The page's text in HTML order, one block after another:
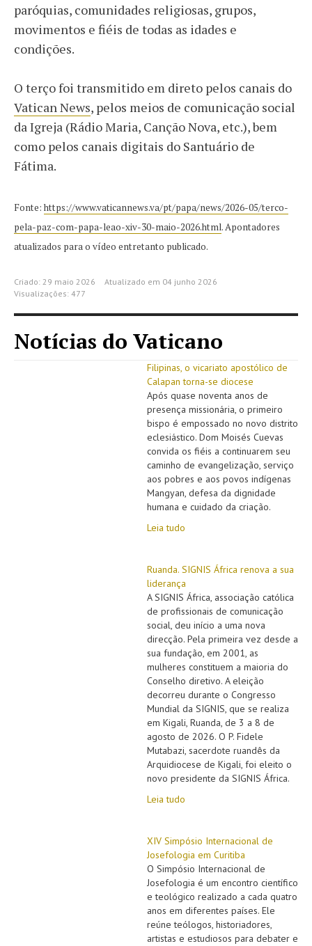
paróquias, comunidades religiosas, grupos,
movimentos e fiéis de todas as idades e
condições.
O terço foi transmitido em direto pelos canais do
Vatican News, pelos meios de comunicação social
da Igreja (Rádio Maria, Canção Nova, etc.), bem
como pelos canais digitais do Santuário de
Fátima.
Fonte: https://www.vaticannews.va/pt/papa/news/2026-05/terco-
pela-paz-com-papa-leao-xiv-30-maio-2026.html. Apontadores
atualizados para o vídeo entretanto publicado.
Criado: 29 maio 2026
Atualizado em 04 junho 2026
Visualizações: 477
Notícias do Vaticano
Filipinas, o vicariato apostólico de
Calapan torna-se diocese
Após quase noventa anos de
presença missionária, o primeiro
bispo é empossado no novo distrito
eclesiástico. Dom Moisés Cuevas
convida os fiéis a continuarem seu
caminho de evangelização, serviço
aos pobres e aos povos indígenas
Mangyan, defesa da dignidade
humana e cuidado da criação.
Leia tudo
Ruanda. SIGNIS África renova a sua
liderança
A SIGNIS África, associação católica
de profissionais de comunicação
social, deu início a uma nova
direcção. Pela primeira vez desde a
sua fundação, em 2001, as
mulheres constituem a maioria do
Conselho diretivo. A eleição
decorreu durante o Congresso
Mundial da SIGNIS, que se realiza
em Kigali, Ruanda, de 3 a 8 de
agosto de 2026. O P. Fidele
Mutabazi, sacerdote ruandês da
Arquidiocese de Kigali, foi eleito o
novo presidente da SIGNIS África.
Leia tudo
XIV Simpósio Internacional de
Josefologia em Curitiba
O Simpósio Internacional de
Josefologia é um encontro científico
e teológico realizado a cada quatro
anos em diferentes países. Ele
reúne teólogos, historiadores,
artistas e estudiosos para debater e